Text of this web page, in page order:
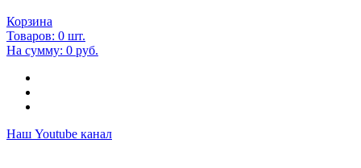
Корзина
Товаров: 0 шт.
На сумму: 0 руб.
Наш Youtube канал